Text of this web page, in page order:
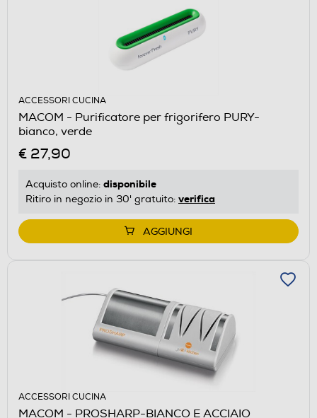
ACCESSORI CUCINA
MACOM - Purificatore per frigorifero PURY-
bianco, verde
€ 27,90
Acquisto online: disponibile
Ritiro in negozio in 30' gratuito: verifica
AGGIUNGI
ACCESSORI CUCINA
MACOM - PROSHARP-BIANCO E ACCIAIO